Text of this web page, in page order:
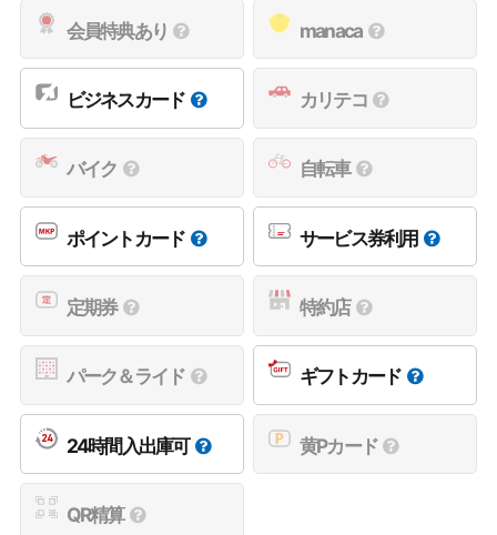
会員特典あり manaca
ビジネスカード カリテコ
バイク 自転車
ポイントカード サービス券利用
定期券 特約店
パーク＆ライド ギフトカード
24時間入出庫可 黄Pカード
QR精算